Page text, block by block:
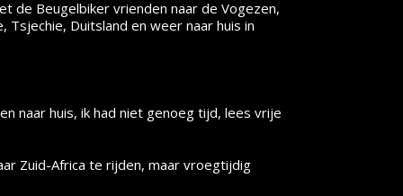
de Beugelbiker vrienden naar de Vogezen,
Tsjechie, Duitsland en weer naar huis in
naar huis, ik had niet genoeg tijd, lees vrije
Zuid-Africa te rijden, maar vroegtijdig